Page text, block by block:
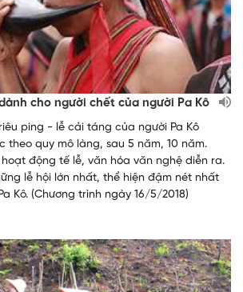
cho người chết của người Pa Kô
ping - lễ cải táng của người Pa Kô
theo quy mô làng, sau 5 năm, 10 năm.
hoạt động tế lễ, văn hóa văn nghệ diễn ra.
lễ hội lớn nhất, thể hiện đậm nét nhất
Kô. (Chương trình ngày 16/5/2018)